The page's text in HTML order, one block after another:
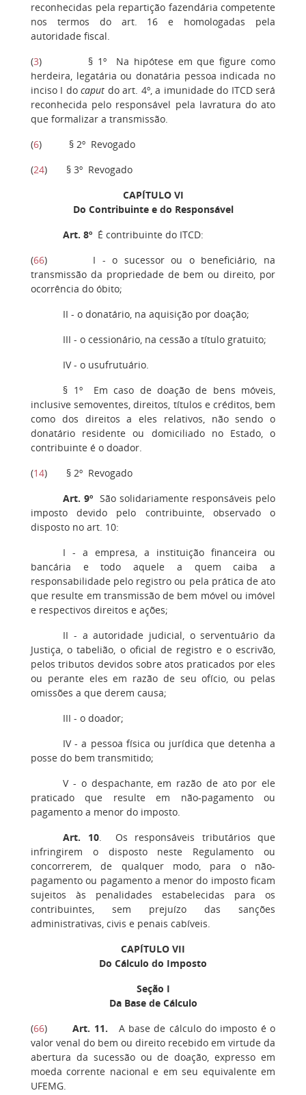
reconhecidas pela repartição fazendária competente
nos termos do art. 16 e homologadas pela
autoridade fiscal.
(3) § 1º Na hipótese em que figure como
herdeira, legatária ou donatária pessoa indicada no
inciso I docaput do art. 4º, a imunidade do ITCD será
reconhecida pelo responsável pela lavratura do ato
que formalizar a transmissão.
(6) § 2º Revogado
(24) § 3º Revogado
CAPÍTULO VI
Do Contribuinte e do Responsável
Art. 8º É contribuinte do ITCD:
(66) I - o sucessor ou o beneficiário, na
transmissão da propriedade de bem ou direito, por
ocorrência do óbito;
II - o donatário, na aquisição por doação;
III - o cessionário, na cessão a título gratuito;
IV - o usufrutuário.
§ 1º Em caso de doação de bens móveis,
inclusive semoventes, direitos, títulos e créditos, bem
como dos direitos a eles relativos, não sendo o
donatário residente ou domiciliado no Estado, o
contribuinte é o doador.
(14) § 2º Revogado
Art. 9º São solidariamente responsáveis pelo
imposto devido pelo contribuinte, observado o
disposto no art. 10:
I - a empresa, a instituição financeira ou
bancária e todo aquele a quem caiba a
responsabilidade pelo registro ou pela prática de ato
que resulte em transmissão de bem móvel ou imóvel
e respectivos direitos e ações;
II - a autoridade judicial, o serventuário da
Justiça, o tabelião, o oficial de registro e o escrivão,
pelos tributos devidos sobre atos praticados por eles
ou perante eles em razão de seu ofício, ou pelas
omissões a que derem causa;
III - o doador;
IV - a pessoa física ou jurídica que detenha a
posse do bem transmitido;
V - o despachante, em razão de ato por ele
praticado que resulte em não-pagamento ou
pagamento a menor do imposto.
Art. 10. Os responsáveis tributários que
infringirem o disposto neste Regulamento ou
concorrerem, de qualquer modo, para o não-
pagamento ou pagamento a menor do imposto ficam
sujeitos às penalidades estabelecidas para os
contribuintes, sem prejuízo das sanções
administrativas, civis e penais cabíveis.
CAPÍTULO VII
Do Cálculo do Imposto
Seção I
Da Base de Cálculo
(66)Art. 11.
A base de cálculo do imposto é o
valor venal do bem ou direito recebido em virtude da
abertura da sucessão ou de doação, expresso em
moeda corrente nacional e em seu equivalente em
UFEMG.